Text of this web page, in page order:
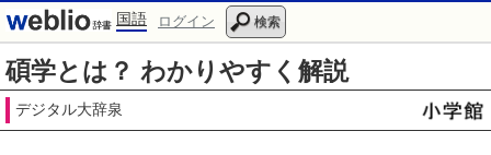
国語 ログイン 検索
碩学とは？ わかりやすく解説
デジタル大辞泉